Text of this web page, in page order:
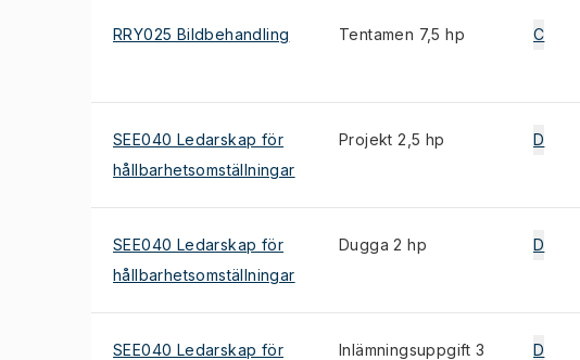
RRY025 Bildbehandling Tentamen 7,5 hp C
SEE040 Ledarskap för
hållbarhetsomställningar
Projekt 2,5 hp D
SEE040 Ledarskap för
hållbarhetsomställningar
Dugga 2 hp D
SEE040 Ledarskap för
Inlämningsuppgift 3
D